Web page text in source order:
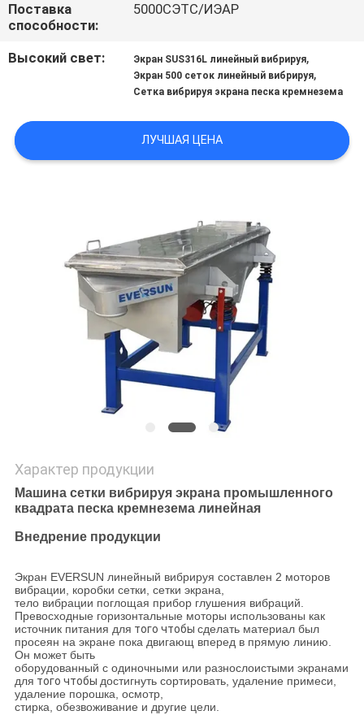
СПРОСИТЕ
SITEMAP
Поставка
способности:
5000СЭТС/ИЭАР
Высокий свет: Экран SUS316L линейный вибрируя,
Экран 500 сеток линейный вибрируя,
Сетка вибрируя экрана песка кремнезема
ЛУЧШАЯ ЦЕНА
Характер продукции
Машина сетки вибрируя экрана промышленного
квадрата песка кремнезема линейная
Внедрение продукции
Экран EVERSUN линейный вибрируя составлен 2 моторов
вибрации, коробки сетки, сетки экрана,
тело вибрации поглощая прибор глушения вибраций.
Превосходные горизонтальные моторы использованы как
источник питания для того чтобы сделать материал был
просеян на экране пока двигающ вперед в прямую линию.
Он может быть
оборудованный с одиночными или разнослоистыми экранами
для того чтобы достигнуть сортировать, удаление примеси,
удаление порошка, осмотр,
стирка, обезвоживание и другие цели.